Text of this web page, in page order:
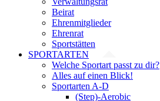
Beirat
Ehrenmitglieder
Ehrenrat
Sportstätten
SPORTARTEN
Welche Sportart passt zu dir?
Alles auf einen Blick!
Sportarten A-D
(Step)-Aerobic